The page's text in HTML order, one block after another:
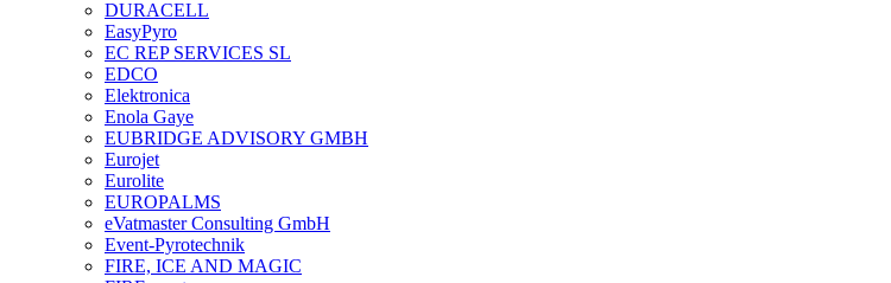
DURACELL
EasyPyro
EC REP SERVICES SL
EDCO
Elektronica
Enola Gaye
EUBRIDGE ADVISORY GMBH
Eurojet
Eurolite
EUROPALMS
eVatmaster Consulting GmbH
Event-Pyrotechnik
FIRE, ICE AND MAGIC